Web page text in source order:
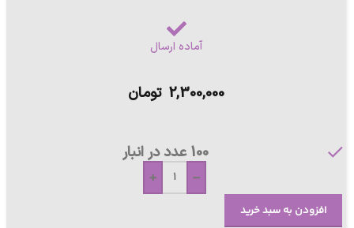
آماده ارسال
2,300,000 تومان
100 عدد در انبار
-
+
افزودن به سبد خرید